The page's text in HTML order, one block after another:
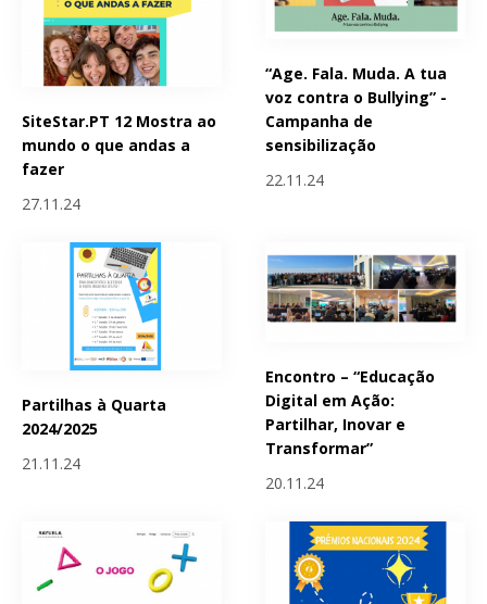
SiteStar.PT 12 Mostra ao
mundo o que andas a
fazer
27.11.24
“Age. Fala. Muda. A tua
voz contra o Bullying” -
Campanha de
sensibilização
22.11.24
Partilhas à Quarta
2024/2025
21.11.24
Encontro – “Educação
Digital em Ação:
Partilhar, Inovar e
Transformar”
20.11.24